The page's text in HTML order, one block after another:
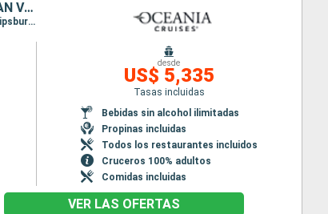
REPÚBLICA DOMINICANA, PUERTO RICO, ANTIGUA Y BARBUDA, SAN MARTÍN, SAN VINCENT Y LAS GRANADINAS, ESTADOS UNIDOS
Itinerario : Miami, Puerto Plata, San Juan, Charlotte Amalie, Basse-Terre (Guadalupe), Saint John's, Philipsburg, Bequia, Miami
desde
US$ 5,335
Tasas incluidas
Bebidas sin alcohol ilimitadas
Propinas incluidas
Todos los restaurantes incluidos
Cruceros 100% adultos
Comidas incluidas
VER LAS OFERTAS